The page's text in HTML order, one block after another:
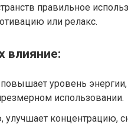
правильное
или релакс.
влияние:
повышает уровень
использовании.
улучшает концентрацию,